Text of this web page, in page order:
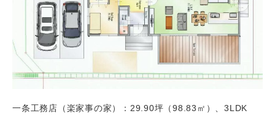
一条工務店（楽家事の家）：29.90坪（98.83㎡）、3LDK